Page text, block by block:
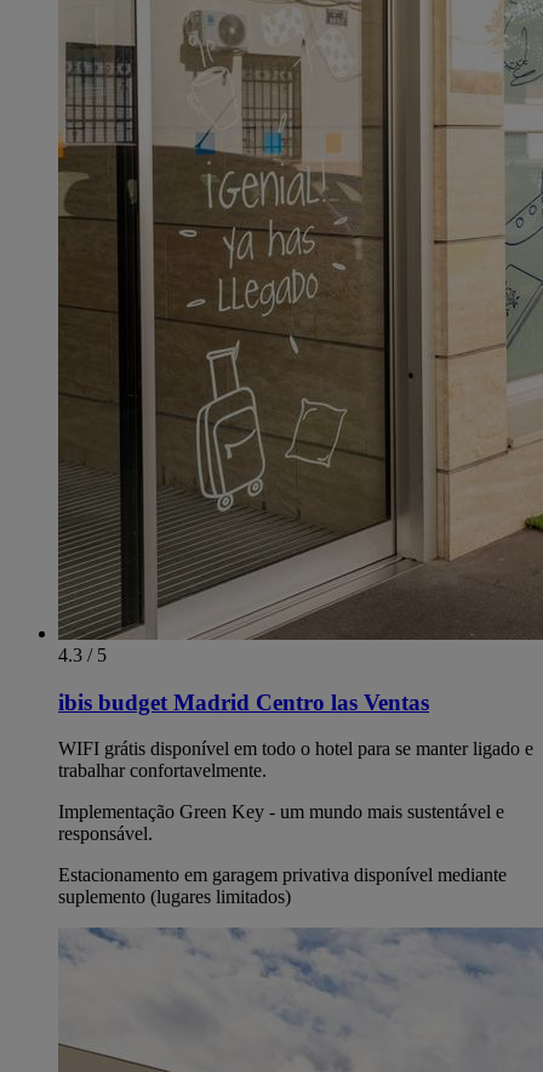
4.3 / 5
ibis budget Madrid Centro las Ventas
WIFI grátis disponível em todo o hotel para se manter ligado e
trabalhar confortavelmente.
Implementação Green Key - um mundo mais sustentável e
responsável.
Estacionamento em garagem privativa disponível mediante
suplemento (lugares limitados)